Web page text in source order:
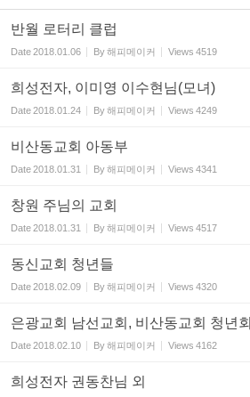
반월 로터리 클럽
Date2018.01.06 By해피메이커 Views 4519
희성전자, 이미영 이수현님(모녀)
Date2018.01.24 By해피메이커 Views 4249
비산동교회 아동부
Date2018.01.31 By해피메이커 Views 4341
창원 주님의 교회
Date2018.01.31 By해피메이커 Views 4517
동신교회 청년들
Date2018.02.09 By해피메이커 Views 4320
은광교회 남선교회, 비산동교회 청년회
Date2018.02.10 By해피메이커 Views 4162
희성전자 권동찬님 외